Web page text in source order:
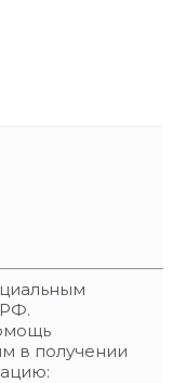
в получении